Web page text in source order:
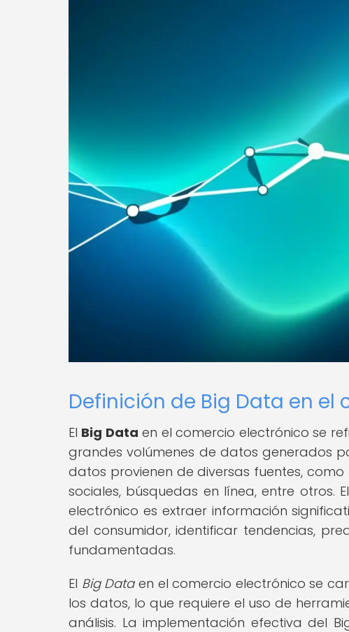
Definición de Big Data en
El Big Data en el comercio electrónico se
grandes volúmenes de datos generados
datos provienen de diversas fuentes,
sociales, búsquedas en línea, entre otros.
electrónico es extraer información
del consumidor, identificar tendencias,
fundamentadas.
El Big Dataen el comercio electrónico se
los datos, lo que requiere el uso de
análisis. La implementación efectiva del